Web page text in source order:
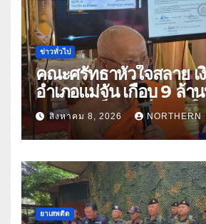
ข่าวทั่วไป
คณะศรัทธาหัวใจสลาย เ
อำเภอแม่จัน เกือบ 9 ล้า
แก๊งคอลเซ็นเตอร์หลอก
ปีกว่า 66 บัญชี
สิงหาคม 8, 2026 NORTHERN
ยาเสพติด